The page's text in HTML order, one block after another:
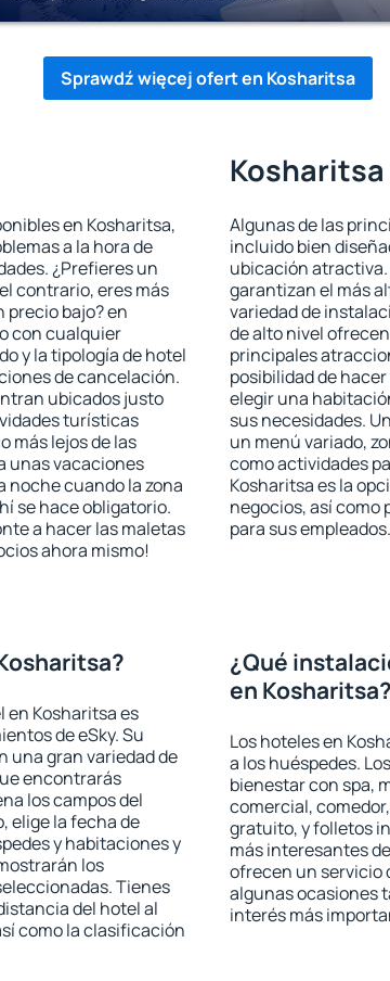
Sprawdź więcej ofert en Kosharitsa
en Kosharitsa,
a la hora de
¿Prefieres un
contrario, eres más
precio bajo? en
con cualquier
y la tipología de hotel
de cancelación.
ubicados justo
turísticas
más lejos de las
unas vacaciones
noche cuando la zona
se hace obligatorio.
a hacer las maletas
ahora mismo!
Algunas de las
incluido bien
ubicación atractiva.
garantizan el más
variedad de
de alto nivel
principales
posibilidad de
elegir una
sus necesidades.
un menú variado,
como actividades
Kosharitsa es la
negocios, así como
para sus empleados.
en Kosharitsa es
de eSky. Su
una gran variedad de
encontrarás
los campos del
elige la fecha de
y habitaciones y
los
Tienes
del hotel al
como la clasificación
¿Qué
en Kosharitsa?
Los hoteles en
a los huéspedes.
bienestar con spa,
comercial,
gratuito, y folletos
más interesantes
ofrecen un servicio
algunas ocasiones
interés más